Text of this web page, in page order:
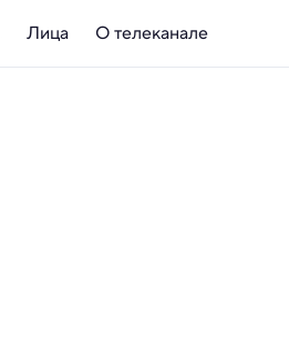
Лица О телеканале